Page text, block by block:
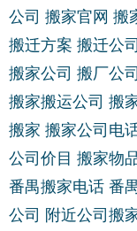
公司 搬家官网 搬
搬迁方案 搬迁公司
搬家公司 搬厂公
搬家搬运公司 搬
搬家 搬家公司电
公司价目 搬家物
番禺搬家电话 番
公司 附近公司搬